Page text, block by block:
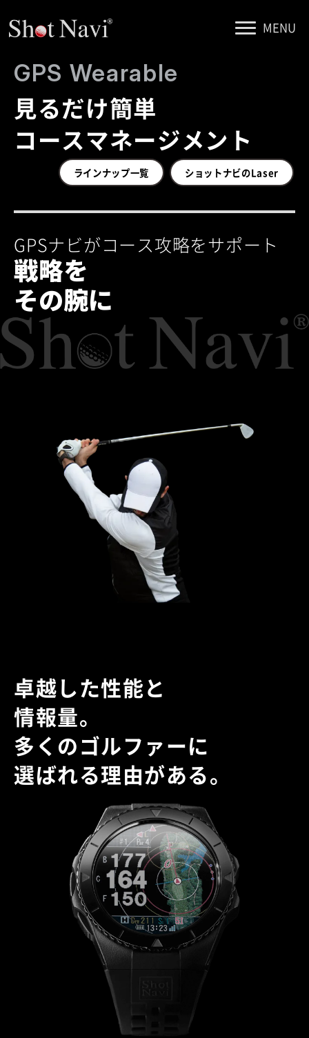
MENU
GPS Wearable
見るだけ簡単
コースマネージメント
ラインナップ一覧 ショットナビのLaser
GPSナビがコース攻略をサポート
戦略を
その腕に
卓越した性能と
情報量。
多くのゴルファーに
選ばれる理由がある。